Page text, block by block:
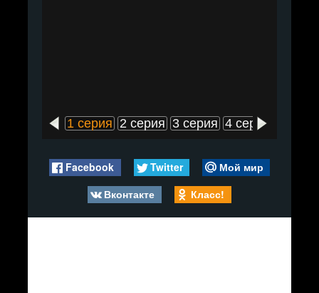
1 серия 2 серия 3 серия 4 серия
Facebook Twitter
Мой мир
Вконтакте
Класс!